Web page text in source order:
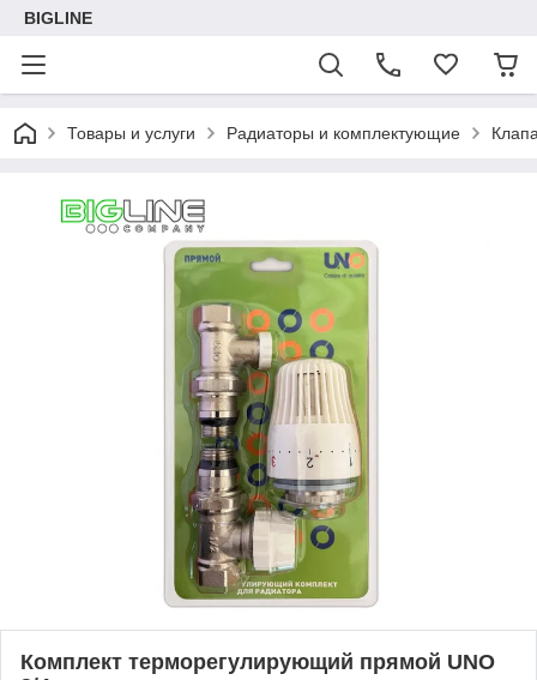
BIGLINE
Товары и услуги Радиаторы и комплектующие
Комплект терморегулирующий прямой UNO